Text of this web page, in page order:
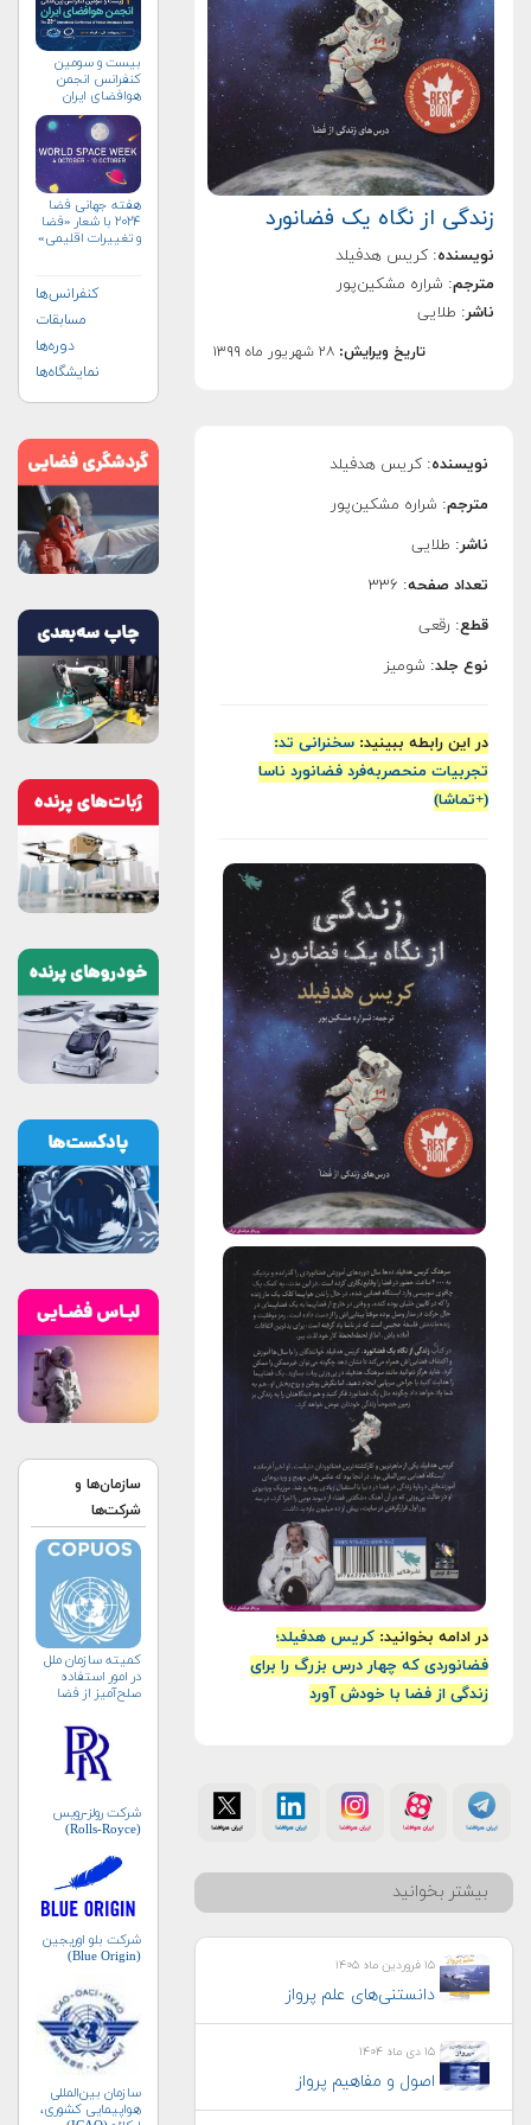
زندگی از نگاه یک فضانورد
نویسنده: کریس هدفیلد
مترجم: شراره مشکین‌پور
ناشر: طلایی
تاریخ ویرایش: ۲۸ شهریور ماه ۱۳۹۹
نویسنده: کریس هدفیلد
مترجم: شراره مشکین‌پور
ناشر: طلایی
تعداد صفحه: ۳۳۶
قطع: رقعی
نوع جلد: شومیز
در این رابطه ببینید: سخنرانی تد:
تجربیات منحصربه‌فرد فضانورد ناسا
(+تماشا)
در ادامه بخوانید: کریس هدفیلد؛
فضانوردی که چهار درس بزرگ را برای
زندگی از فضا با خودش آورد
بیشتر بخوانید
۱۵ فروردین ماه ۱۴۰۵
دانستنی‌های علم پرواز
۱۵ دی ماه ۱۴۰۴
اصول و مفاهیم پرواز
بیست و سومین
کنفرانس انجمن
هوافضای ايران
هفته جهانی فضا
۲۰۲۴ با شعار «فضا
و تغییرات اقلیمی»
کنفرانس‌ها
مسابقات
دوره‌ها
نمایشگاه‌ها
سازمان‌ها و
شرکت‌ها
کمیته سازمان ملل
در امور استفاده
صلح‌آمیز از فضا
شرکت رولز-رویس
(Rolls-Royce)
شرکت بلو اوریجین
(Blue Origin)
سازمان بین‌المللی
هواپیمایی کشوری،